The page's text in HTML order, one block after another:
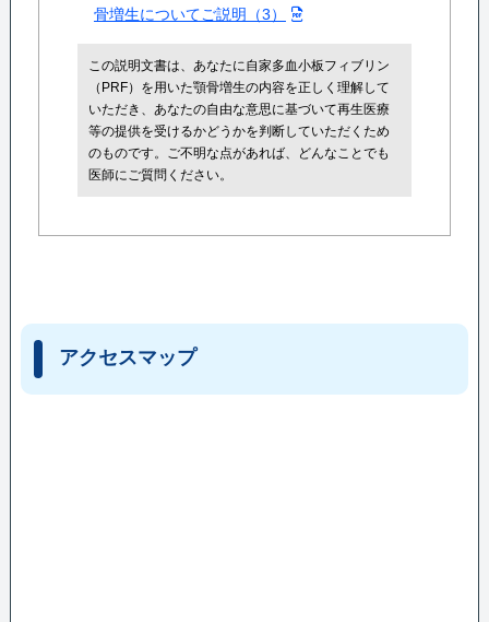
骨増生についてご説明（3）
この説明文書は、あなたに自家多血小板フィブリン
（PRF）を用いた顎骨増生の内容を正しく理解して
いただき、あなたの自由な意思に基づいて再生医療
等の提供を受けるかどうかを判断していただくため
のものです。ご不明な点があれば、どんなことでも
医師にご質問ください。
アクセスマップ